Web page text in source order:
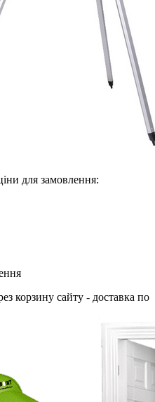
для замовлення:
корзину сайту - доставка по